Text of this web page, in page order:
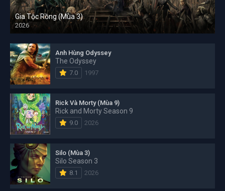
Gia Tộc Rồng (Mùa 3)
2026
Anh Hùng Odyssey
The Odyssey
7.0 1997
Rick Và Morty (Mùa 9)
Rick and Morty Season 9
9.0 2026
Silo (Mùa 3)
Silo Season 3
8.1 2026